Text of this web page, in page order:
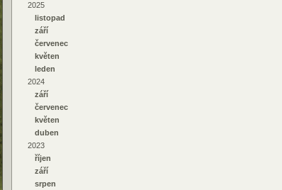
2025
listopad
září
červenec
květen
leden
2024
září
červenec
květen
duben
2023
říjen
září
srpen